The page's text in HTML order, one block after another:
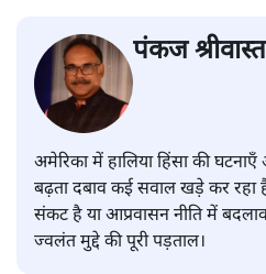
पंकज
अमेरिका में हालिया हिंसा की
बढ़ता दबाव कई सवाल खड़े कर रहा
संकट है या आप्रवासन नीति में
ज्वलंत मुद्दे की पूरी पड़ताल।